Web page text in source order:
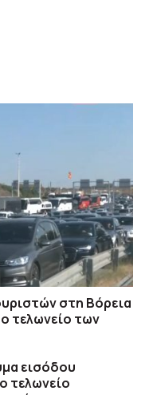
στη Βόρεια
τελωνείο των
εισόδου
τελωνείο